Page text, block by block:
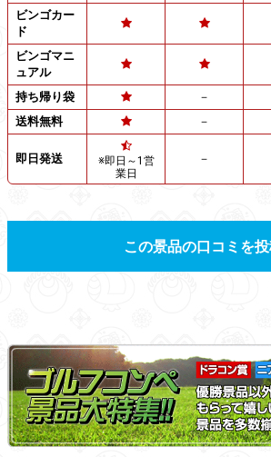
ビンゴカー
ド
ビンゴマニ
ュアル
持ち帰り袋 －
送料無料
－
即日発送
※即日～1営
業日
－
この景品の口コミを